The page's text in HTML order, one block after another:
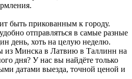
быть прикованным к городу.
отправляться в самые разные
день, хоть на целую неделю.
из Минска в Латвию в Таллинн на
дня? У нас вы найдёте только
датами выезда, точной ценой и